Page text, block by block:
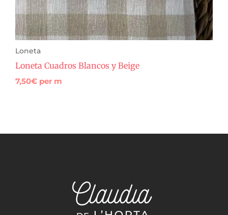
Loneta
Loneta Cuadros Blancos y Beige
7,50€ per m